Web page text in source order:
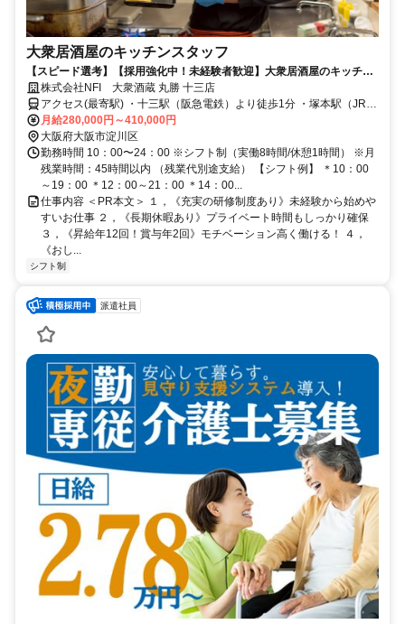
大衆居酒屋のキッチンスタッフ
【スピード選考】【採用強化中！未経験者歓迎】大衆居酒屋のキッチン
スタッフ！昇給チャンス毎月あり！
株式会社NFI 大衆酒蔵 丸勝 十三店
アクセス(最寄駅) ・十三駅（阪急電鉄）より徒歩1分 ・塚本駅（JR在
来線）より車6分 ・中津駅（阪急電鉄）より車10分
月給280,000円～410,000円
大阪府大阪市淀川区
勤務時間 10：00〜24：00 ※シフト制（実働8時間/休憩1時間） ※月
残業時間：45時間以内 （残業代別途支給） 【シフト例】 ＊10：00
～19：00 ＊12：00～21：00 ＊14：00...
仕事内容 ＜PR本文＞ １，《充実の研修制度あり》未経験から始めや
すいお仕事 ２，《長期休暇あり》プライベート時間もしっかり確保
３，《昇給年12回！賞与年2回》モチベーション高く働ける！ ４，
《おし...
シフト制
派遣社員